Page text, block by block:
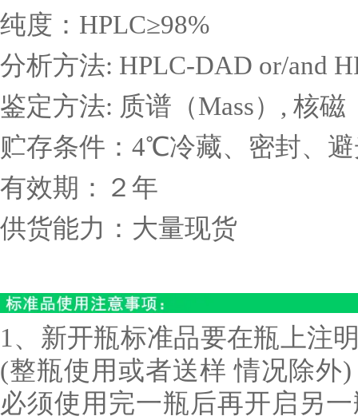
纯度： HPLC≥98%
分析方法: HPLC-DAD or/and
鉴定方法: 质谱（Mass） , 核磁
贮存条件： 4℃冷藏、密封、
有效期：２年
供货能力：大量现货
1、新开瓶标准品要在瓶上注
(整瓶使用或者送样 情况除外
必须使用完一瓶后再开启另